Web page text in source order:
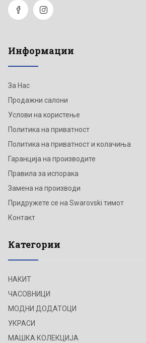
Информации
За Нас
Продажни салони
Услови на користење
Политика на приватност
Политика на приватност и колачиња
Гаранција на производите
Правила за испорака
Замена на производи
Придружете се на Swarovski тимот
Контакт
Категории
НАКИТ
ЧАСОВНИЦИ
МОДНИ ДОДАТОЦИ
УКРАСИ
МАШКА КОЛЕКЦИЈА